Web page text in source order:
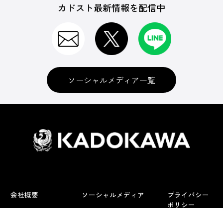
カドスト最新情報を配信中
ソーシャルメディア一覧
会社概要
ソーシャルメディア
プライバシー
ポリシー